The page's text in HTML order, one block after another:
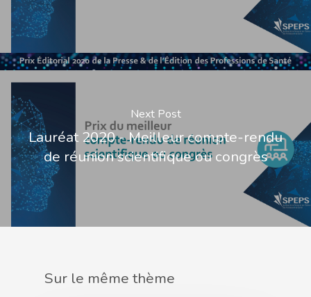
Next Post
Lauréat 2020 - Meilleur compte-rendu
de réunion scientifique ou congrès
Sur le même thème